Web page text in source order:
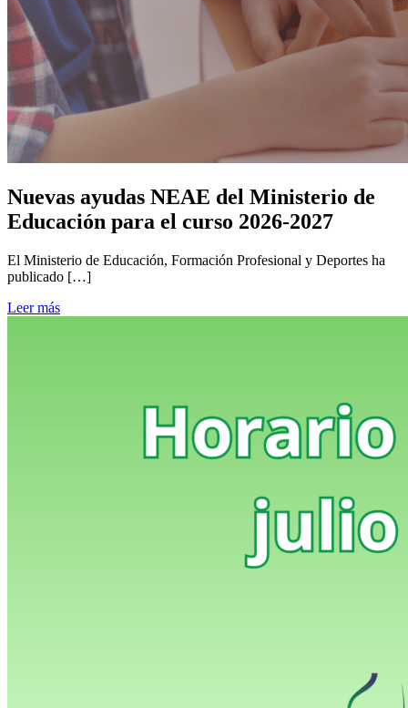
Nuevas ayudas NEAE del Ministerio de
Educación para el curso 2026-2027
El Ministerio de Educación, Formación Profesional y Deportes ha
publicado […]
Leer más